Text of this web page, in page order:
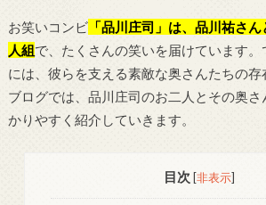
お笑いコンビ「品川庄司」は、品川祐さ
人組で、たくさんの笑いを届けています
には、彼らを支える素敵な奥さんたちの
ブログでは、品川庄司のお二人とその奥
かりやすく紹介していきます。
目次 [非表示]